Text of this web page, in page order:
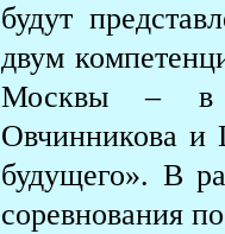
будут
двум
Москвы – в
Овчинникова и
будущего». В
соревнования